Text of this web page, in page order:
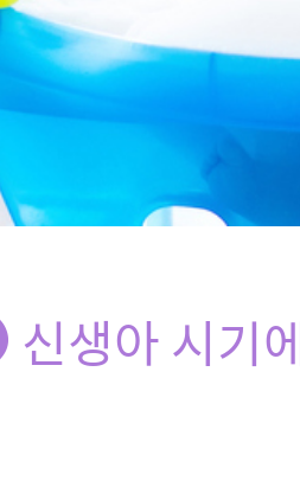
신생아 시기